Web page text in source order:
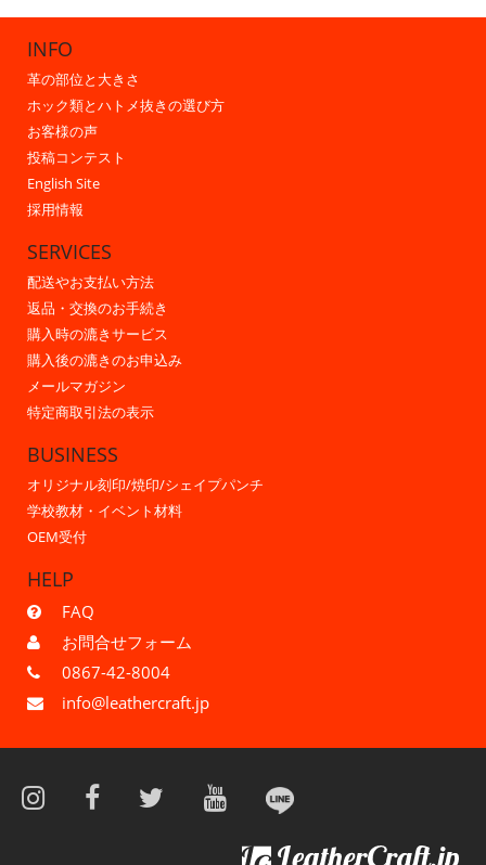
INFO
革の部位と大きさ
ホック類とハトメ抜きの選び方
お客様の声
投稿コンテスト
English Site
採用情報
SERVICES
配送やお支払い方法
返品・交換のお手続き
購入時の漉きサービス
購入後の漉きのお申込み
メールマガジン
特定商取引法の表示
BUSINESS
オリジナル刻印/焼印/シェイプパンチ
学校教材・イベント材料
OEM受付
HELP
FAQ
お問合せフォーム
0867-42-8004
info@leathercraft.jp